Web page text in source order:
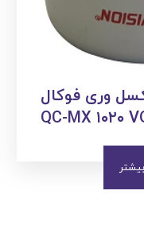
مگاپیکسل وری فوکال